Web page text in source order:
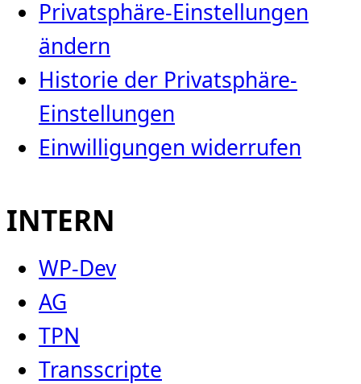
Privatsphäre-Einstellungen
ändern
Historie der Privatsphäre-
Einstellungen
Einwilligungen widerrufen
INTERN
WP-Dev
AG
TPN
Transscripte